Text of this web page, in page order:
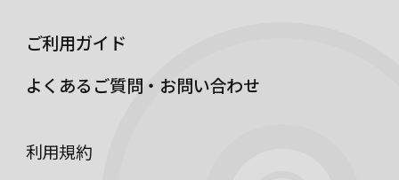
ご利用ガイド
よくあるご質問・お問い合わせ
利用規約